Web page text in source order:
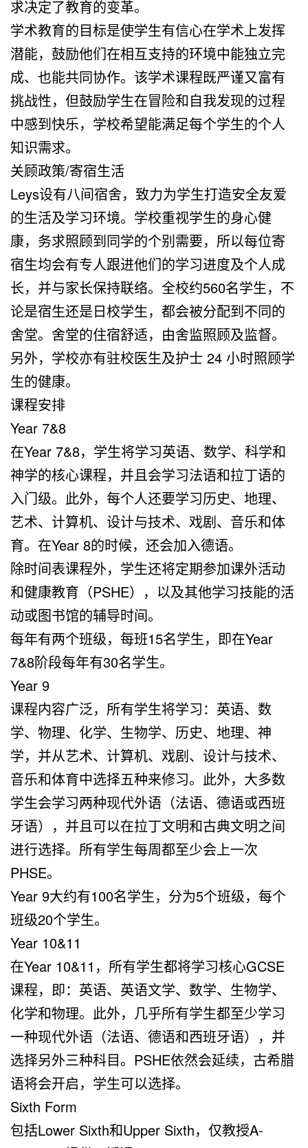
求决定了教育的变革。
学术教育的目标是使学生有信心在学术上发挥
潜能，鼓励他们在相互支持的环境中能独立完
成、也能共同协作。该学术课程既严谨又富有
挑战性，但鼓励学生在冒险和自我发现的过程
中感到快乐，学校希望能满足每个学生的个人
知识需求。
关顾政策/寄宿生活
Leys设有八间宿舍，致力为学生打造安全友爱
的生活及学习环境。学校重视学生的身心健
康，务求照顾到同学的个别需要，所以每位寄
宿生均会有专人跟进他们的学习进度及个人成
长，并与家长保持联络。全校约560名学生，不
论是宿生还是日校学生，都会被分配到不同的
舍堂。舍堂的住宿舒适，由舍监照顾及监督。
另外，学校亦有驻校医生及护士 24 小时照顾学
生的健康。
课程安排
Year 7&8
在Year 7&8，学生将学习英语、数学、科学和
神学的核心课程，并且会学习法语和拉丁语的
入门级。此外，每个人还要学习历史、地理、
艺术、计算机、设计与技术、戏剧、音乐和体
育。在Year 8的时候，还会加入德语。
除时间表课程外，学生还将定期参加课外活动
和健康教育（PSHE），以及其他学习技能的活
动或图书馆的辅导时间。
每年有两个班级，每班15名学生，即在Year
7&8阶段每年有30名学生。
Year 9
课程内容广泛，所有学生将学习：英语、数
学、物理、化学、生物学、历史、地理、神
学，并从艺术、计算机、戏剧、设计与技术、
音乐和体育中选择五种来修习。此外，大多数
学生会学习两种现代外语（法语、德语或西班
牙语），并且可以在拉丁文明和古典文明之间
进行选择。所有学生每周都至少会上一次
PHSE。
Year 9大约有100名学生，分为5个班级，每个
班级20个学生。
Year 10&11
在Year 10&11，所有学生都将学习核心GCSE
课程，即：英语、英语文学、数学、生物学、
化学和物理。此外，几乎所有学生都至少学习
一种现代外语（法语、德语和西班牙语），并
选择另外三种科目。PSHE依然会延续，古希腊
语将会开启，学生可以选择。
Sixth Form
包括Lower Sixth和Upper Sixth，仅教授A-